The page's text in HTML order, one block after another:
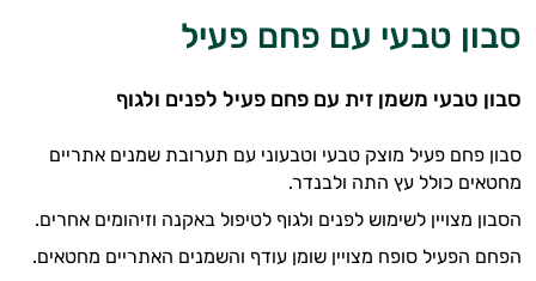
סבון טבעי עם פחם פעיל
סבון טבעי משמן זית עם פחם פעיל לפנים ולגוף
סבון פחם פעיל מוצק טבעי וטבעוני עם תערובת שמנים אתריים
מחטאים כולל עץ התה ולבנדר.
הסבון מצויין לשימוש לפנים ולגוף לטיפול באקנה וזיהומים אחרים.
הפחם הפעיל סופח מצויין שומן עודף והשמנים האתריים מחטאים.